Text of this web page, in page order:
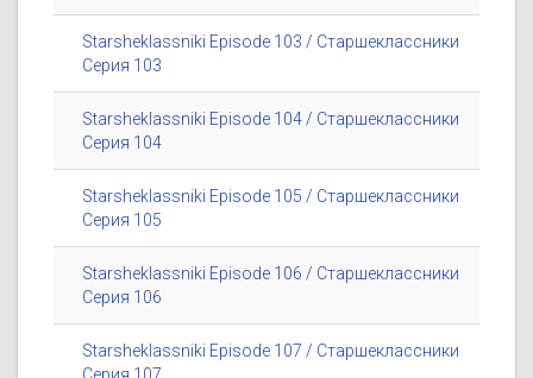
Starsheklassniki Episode 103 / Старшеклассники
Серия 103
Starsheklassniki Episode 104 / Старшеклассники
Серия 104
Starsheklassniki Episode 105 / Старшеклассники
Серия 105
Starsheklassniki Episode 106 / Старшеклассники
Серия 106
Starsheklassniki Episode 107 / Старшеклассники